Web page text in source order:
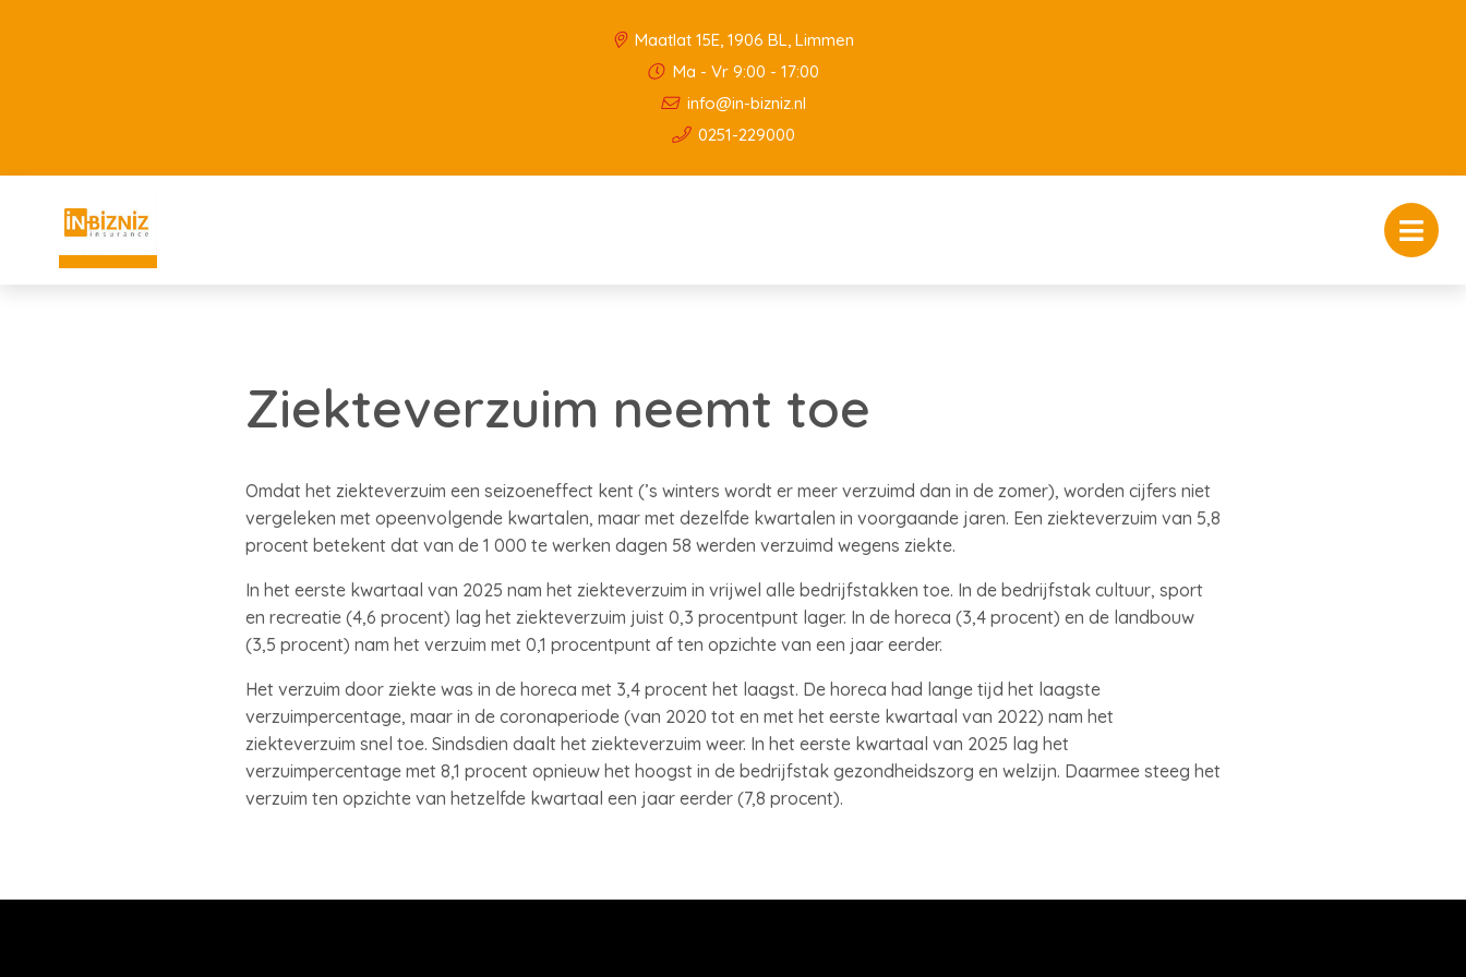
Maatlat 15E, 1906 BL, Limmen
Ma - Vr 9:00 - 17:00
info@in-bizniz.nl
0251-229000
Ziekteverzuim neemt toe
Omdat het ziekteverzuim een seizoeneffect kent (’s winters wordt er meer verzuimd dan in de zomer), worden cijfers niet
vergeleken met opeenvolgende kwartalen, maar met dezelfde kwartalen in voorgaande jaren. Een ziekteverzuim van 5,8
procent betekent dat van de 1 000 te werken dagen 58 werden verzuimd wegens ziekte.
In het eerste kwartaal van 2025 nam het ziekteverzuim in vrijwel alle bedrijfstakken toe. In de bedrijfstak cultuur, sport
en recreatie (4,6 procent) lag het ziekteverzuim juist 0,3 procentpunt lager. In de horeca (3,4 procent) en de landbouw
(3,5 procent) nam het verzuim met 0,1 procentpunt af ten opzichte van een jaar eerder.
Het verzuim door ziekte was in de horeca met 3,4 procent het laagst. De horeca had lange tijd het laagste
verzuimpercentage, maar in de coronaperiode (van 2020 tot en met het eerste kwartaal van 2022) nam het
ziekteverzuim snel toe. Sindsdien daalt het ziekteverzuim weer. In het eerste kwartaal van 2025 lag het
verzuimpercentage met 8,1 procent opnieuw het hoogst in de bedrijfstak gezondheidszorg en welzijn. Daarmee steeg het
verzuim ten opzichte van hetzelfde kwartaal een jaar eerder (7,8 procent).